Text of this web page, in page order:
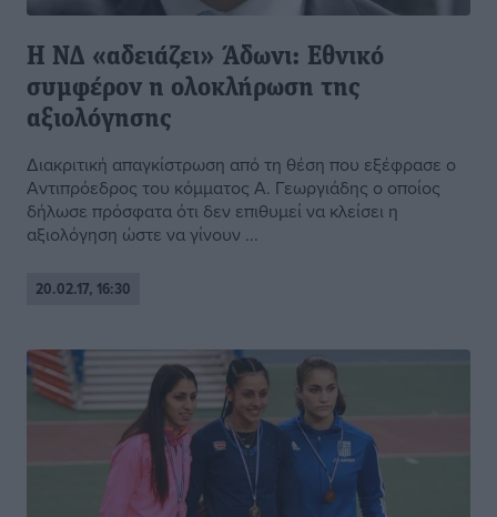
Η ΝΔ «αδειάζει» Άδωνι: Εθνικό
συμφέρον η ολοκλήρωση της
αξιολόγησης
Διακριτική απαγκίστρωση από τη θέση που εξέφρασε ο
Αντιπρόεδρος του κόμματος Α. Γεωργιάδης ο οποίος
δήλωσε πρόσφατα ότι δεν επιθυμεί να κλείσει η
αξιολόγηση ώστε να γίνουν ...
20.02.17, 16:30